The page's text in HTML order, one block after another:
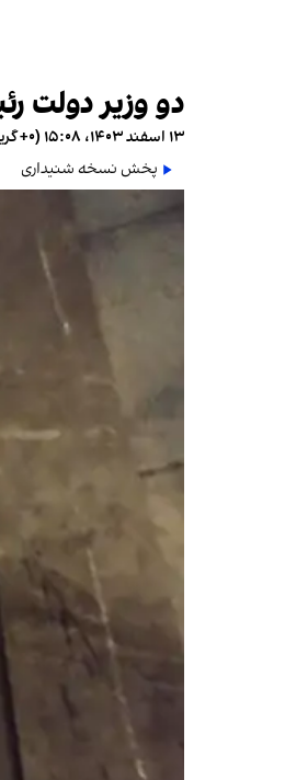
دو وزیر دولت
۱۳ اسفند ۱۴۰۳، ۱۵:۰۸ (‎+۰ گرینویچ)
پخش نسخه شنیداری